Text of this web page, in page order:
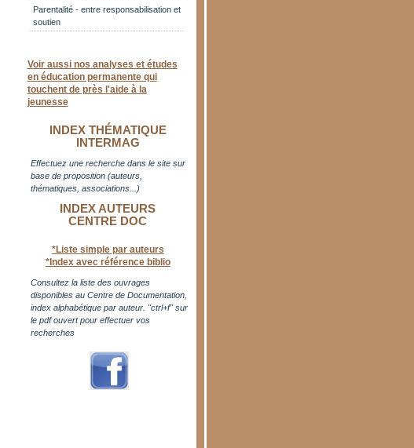
Parentalité - entre responsabilisation et
soutien
Voir aussi nos analyses et études
en éducation permanente qui
touchent de près l'aide à la
jeunesse
INDEX THÉMATIQUE
INTERMAG
Effectuez une recherche dans le site sur
base de proposition (auteurs,
thématiques, associations...)
INDEX AUTEURS
CENTRE DOC
*Liste simple par auteurs
*Index avec référence biblio
Consultez la liste des ouvrages
disponibles au Centre de Documentation,
index alphabétique par auteur. "ctrl+f" sur
le pdf ouvert pour effectuer vos
recherches